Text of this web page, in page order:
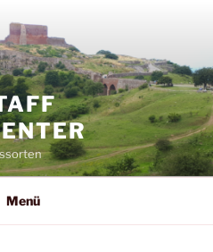
Menü